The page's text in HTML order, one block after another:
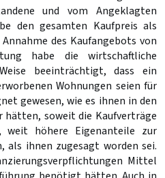
und vom Angeklagten
den gesamten Kaufpreis als
des Kaufangebots von
habe die wirtschaftliche
beeinträchtigt, dass ein
Wohnungen seien für
gewesen, wie es ihnen in den
hätten, soweit die Kaufverträge
weit höhere Eigenanteile zur
als ihnen zugesagt worden sei.
Mittel